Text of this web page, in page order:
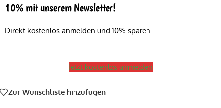
10% mit unserem Newsletter!
Direkt kostenlos anmelden und 10% sparen.
Jetzt kostenlos anmelden
Zur Wunschliste hinzufügen